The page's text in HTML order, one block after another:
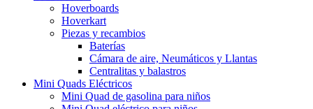
Hoverboards
Hoverkart
Piezas y recambios
Baterías
Cámara de aire, Neumáticos y Llantas
Centralitas y balastros
Mini Quads Eléctricos
Mini Quad de gasolina para niños